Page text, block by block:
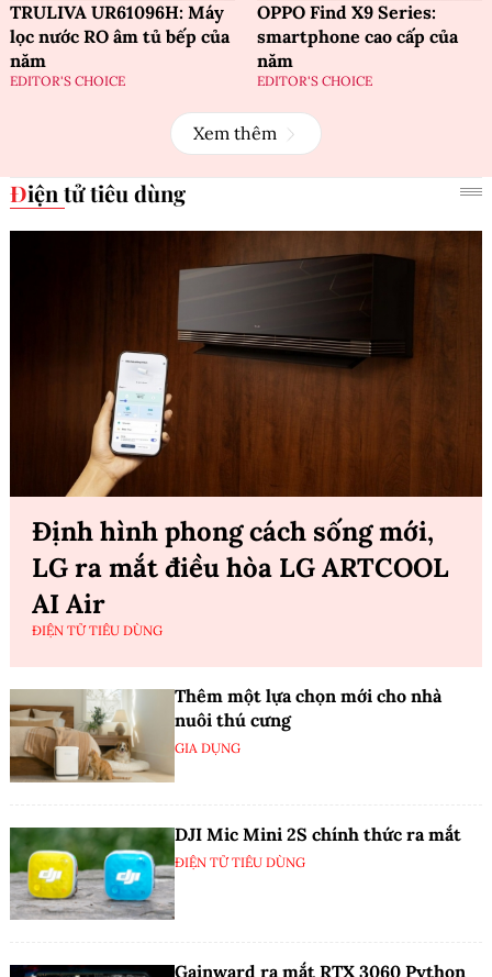
TRULIVA UR61096H: Máy
lọc nước RO âm tủ bếp của
năm
EDITOR'S CHOICE
OPPO Find X9 Series:
smartphone cao cấp của
năm
EDITOR'S CHOICE
Xem thêm
Điện tử tiêu dùng
Định hình phong cách sống mới,
LG ra mắt điều hòa LG ARTCOOL
AI Air
ĐIỆN TỬ TIÊU DÙNG
Thêm một lựa chọn mới cho nhà
nuôi thú cưng
GIA DỤNG
DJI Mic Mini 2S chính thức ra mắt
ĐIỆN TỬ TIÊU DÙNG
Gainward ra mắt RTX 3060 Python